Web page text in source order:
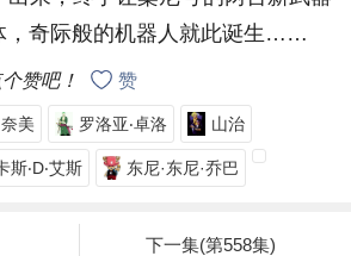
，奇际般的机器人就此诞生……
赞吧！ 赞
奈美 罗洛亚‧卓洛 山治
斯‧D‧艾斯 东尼·东尼·乔巴
下一集(第558集)